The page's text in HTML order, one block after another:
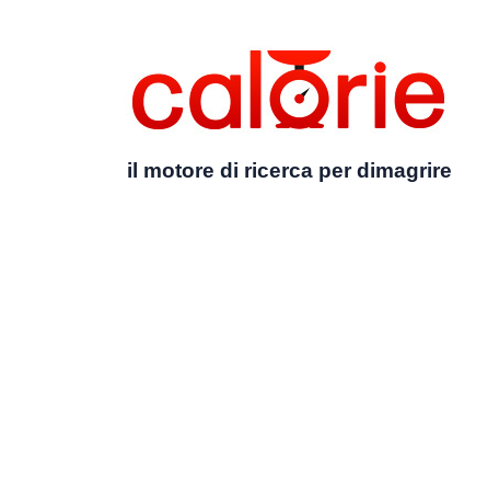
il motore di ricerca per dimagrire